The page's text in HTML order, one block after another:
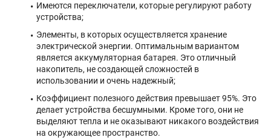
Имеются переключатели, которые регулируют работу
устройства;
Элементы, в которых осуществляется хранение
электрической энергии. Оптимальным вариантом
является аккумуляторная батарея. Это отличный
накопитель, не создающей сложностей в
использовании и очень надежный;
Коэффициент полезного действия превышает 95%. Это
делает устройства бесшумными. Кроме того, они не
выделяют тепла и не оказывают никакого воздействия
на окружающее пространство.